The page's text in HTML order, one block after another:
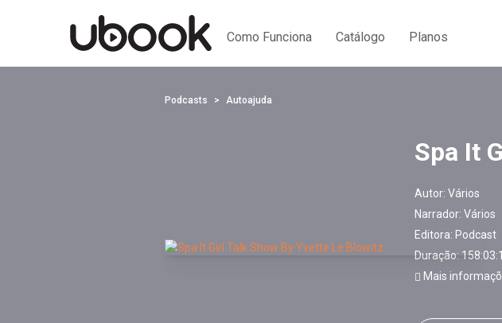
Como Funciona Catálogo Planos
Podcasts Autoajuda
Spa It
Autor: Vários
Narrador: Vários
Editora: Podcast
Duração:
Mais